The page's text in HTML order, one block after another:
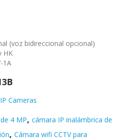
(voz bidireccional opcional)
HK
1A
Cameras
4 MP, cámara IP inalámbrica de
, Cámara wifi CCTV para